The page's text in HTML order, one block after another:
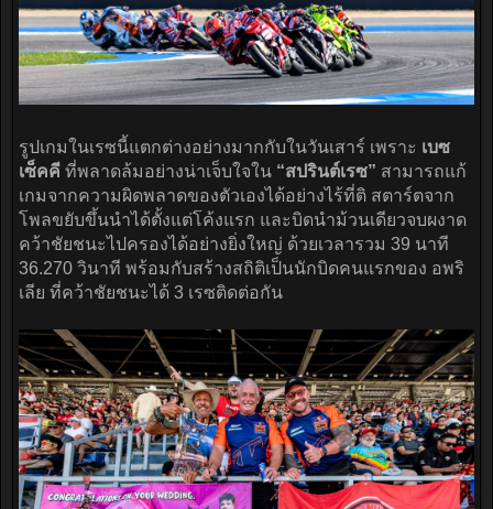
รูปเกมในเรซนี้แตกต่างอย่างมากกับในวันเสาร์ เพราะ เบซ
เซ็คคี ที่พลาดล้มอย่างน่าเจ็บใจใน “สปรินต์เรซ” สามารถแก้
เกมจากความผิดพลาดของตัวเองได้อย่างไร้ที่ติ สตาร์ตจาก
โพลขยับขึ้นนำได้ตั้งแต่โค้งแรก และบิดนำม้วนเดียวจบผงาด
คว้าชัยชนะไปครองได้อย่างยิ่งใหญ่ ด้วยเวลารวม 39 นาที
36.270 วินาที พร้อมกับสร้างสถิติเป็นนักบิดคนแรกของ อพริ
เลีย ที่คว้าชัยชนะได้ 3 เรซติดต่อกัน